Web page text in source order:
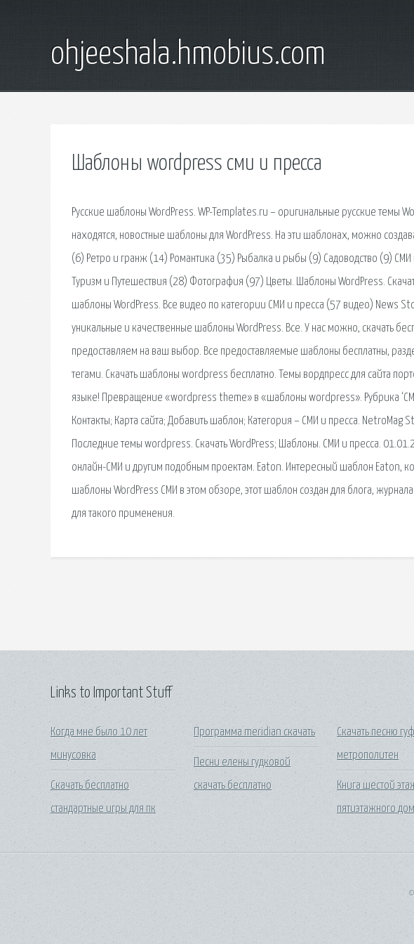
ohjeeshala.hmobius.com
Шаблоны wordpress сми и пресса
Русские шаблоны WordPress. WP-Templates.ru – оригинальные русские темы
находятся, новостные шаблоны для WordPress. На эти шаблонах, можно
(6) Ретро и гранж (14) Романтика (35) Рыбалка и рыбы (9) Садоводство (9)
Туризм и Путешествия (28) Фотография (97) Цветы. Шаблоны WordPress.
шаблоны WordPress. Все видео по категории СМИ и пресса (57 видео) News
уникальные и качественные шаблоны WordPress. Все. У нас можно, скачать
предоставляем на ваш выбор. Все предоставляемые шаблоны бесплатны,
тегами. Скачать шаблоны wordpress бесплатно. Темы вордпресс для сайта
языке! Превращение «wordpress theme» в «шаблоны wordpress». Рубрика
Контакты; Карта сайта; Добавить шаблон; Категория – СМИ и пресса.
Последние темы wordpress. Скачать WordPress; Шаблоны. СМИ и пресса.
онлайн-СМИ и другим подобным проектам. Eaton. Интересный шаблон Eaton,
шаблоны WordPress СМИ в этом обзоре, этот шаблон создан для блога,
для такого применения.
Links to Important Stuff
Когда мне было 10 лет
минусовка
Скачать бесплатно
стандартные игры для пк
Программа meridian скачать
Песни елены гудковой
скачать бесплатно
Скачать песню гуф
метрополитен
Книга шестой
пятиэтажного